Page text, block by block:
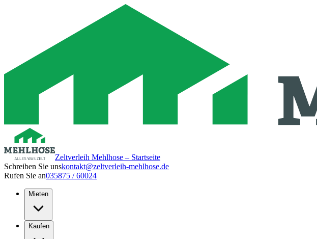
Zeltverleih Mehlhose – Startseite
Schreiben Sie unskontakt@zeltverleih-mehlhose.de
Rufen Sie an035875 / 60024
Mieten
Kaufen